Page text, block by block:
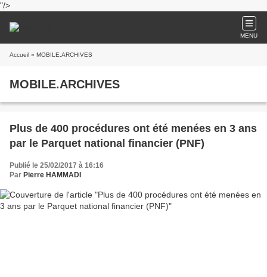
"/>
MENU
Accueil » MOBILE.ARCHIVES
MOBILE.ARCHIVES
Plus de 400 procédures ont été menées en 3 ans
par le Parquet national financier (PNF)
Publié le 25/02/2017 à 16:16
Par Pierre HAMMADI